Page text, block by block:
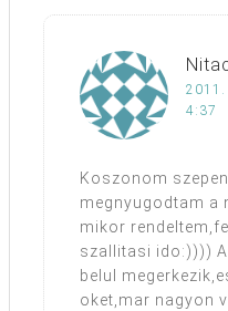
2011.
4:37
Koszonom
megnyugodtam a
mikor
szallitasi ido:))))
belul
oket,mar nagyon